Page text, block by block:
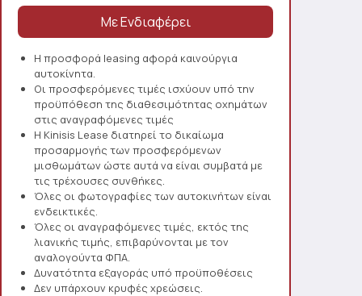
Η προσφορά leasing αφορά καινούργια
αυτοκίνητα.
Οι προσφερόμενες τιμές ισχύουν υπό την
προϋπόθεση της διαθεσιμότητας οχημάτων
στις αναγραφόμενες τιμές
Η Kinisis Lease διατηρεί το δικαίωμα
προσαρμογής των προσφερόμενων
μισθωμάτων ώστε αυτά να είναι συμβατά με
τις τρέχουσες συνθήκες.
Όλες οι φωτογραφίες των αυτοκινήτων είναι
ενδεικτικές.
Όλες οι αναγραφόμενες τιμές, εκτός της
λιανικής τιμής, επιβαρύνονται με τον
αναλογούντα ΦΠΑ.
Δυνατότητα εξαγοράς υπό προϋποθέσεις
Δεν υπάρχουν κρυφές χρεώσεις.